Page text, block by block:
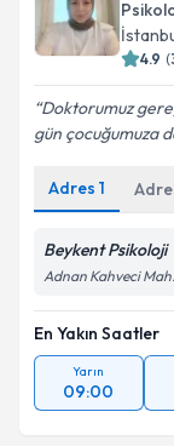
takvim
Metni
4.9 (
Doktorumuz
gün çocuğumuza
Adres 1
Beykent Psikoloji
Adnan Kahveci
En Yakın Saatler
Yarın
09:00